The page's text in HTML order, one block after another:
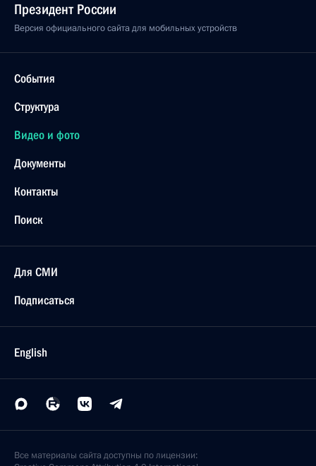
Президент России
Версия официального сайта для мобильных устройств
События
Структура
Видео и фото
Документы
Контакты
Поиск
Для СМИ
Подписаться
English
Все материалы сайта доступны по лицензии: